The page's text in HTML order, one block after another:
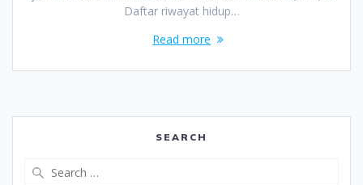
Daftar riwayat hidup…
Read more
SEARCH